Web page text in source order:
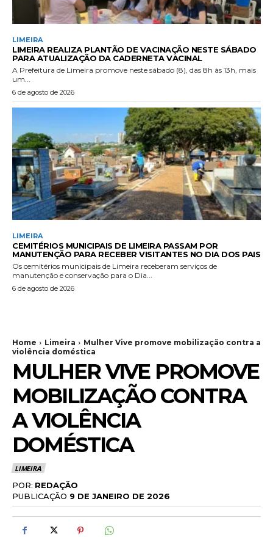
LIMEIRA
LIMEIRA REALIZA PLANTÃO DE VACINAÇÃO NESTE SÁBADO
PARA ATUALIZAÇÃO DA CADERNETA VACINAL
A Prefeitura de Limeira promove neste sábado (8), das 8h às 13h, mais
um...
6 de agosto de 2026
LIMEIRA
CEMITÉRIOS MUNICIPAIS DE LIMEIRA PASSAM POR
MANUTENÇÃO PARA RECEBER VISITANTES NO DIA DOS PAIS
Os cemitérios municipais de Limeira receberam serviços de
manutenção e conservação para o Dia...
6 de agosto de 2026